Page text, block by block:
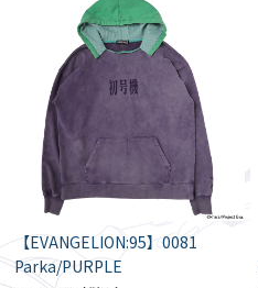
【EVANGELION:95】0081
Parka/PURPLE